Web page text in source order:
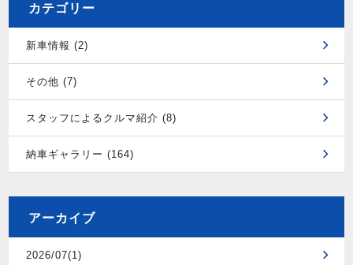
カテゴリー
新車情報 (2)
その他 (7)
スタッフによるクルマ紹介 (8)
納車ギャラリー (164)
アーカイブ
2026/07(1)